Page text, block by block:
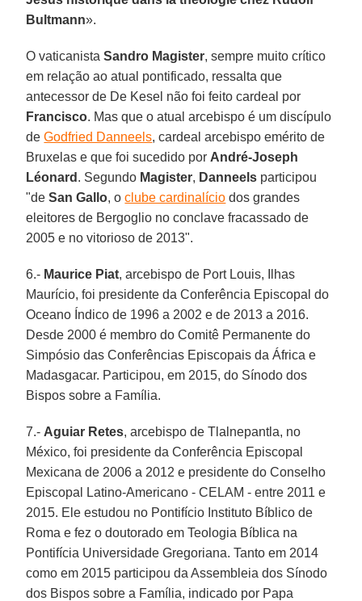
Bultmann».
O vaticanistaSandro Magister, sempre muito crítico
em relação ao atual pontificado, ressalta que
antecessor de De Kesel não foi feito cardeal por
Francisco. Mas que o atual arcebispo é um discípulo
deGodfried Danneels, cardeal arcebispo emérito de
Bruxelas e que foi sucedido por André-Joseph
Léonard . Segundo Magister, Danneels participou
"deSan Gallo, oclube cardinalício dos grandes
eleitores de Bergoglio no conclave fracassado de
2005 e no vitorioso de 2013".
6.- Maurice Piat, arcebispo de Port Louis, Ilhas
Maurício, foi presidente da Conferência Episcopal do
Oceano Índico de 1996 a 2002 e de 2013 a 2016.
Desde 2000 é membro do Comitê Permanente do
Simpósio das Conferências Episcopais da África e
Madasgacar. Participou, em 2015, do Sínodo dos
Bispos sobre a Família.
7.- Aguiar Retes, arcebispo de Tlalnepantla, no
México, foi presidente da Conferência Episcopal
Mexicana de 2006 a 2012 e presidente do Conselho
Episcopal Latino-Americano - CELAM - entre 2011 e
2015. Ele estudou no Pontifício Instituto Bíblico de
Roma e fez o doutorado em Teologia Bíblica na
Pontifícia Universidade Gregoriana. Tanto em 2014
como em 2015 participou da Assembleia dos Sínodo
dos Bispos sobre a Família, indicado por Papa